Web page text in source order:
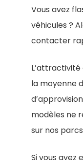
Vous avez
véhicules ?
contacter
la moyenne
modèles ne
sur nos
Si vous avez